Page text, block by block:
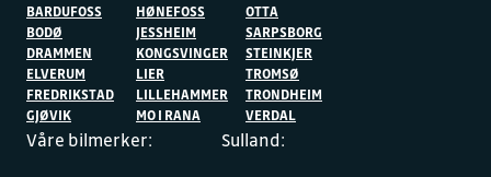
BARDUFOSS
BODØ
DRAMMEN
ELVERUM
FREDRIKSTAD
GJØVIK
HØNEFOSS
JESSHEIM
KONGSVINGER
LIER
LILLEHAMMER
MO I RANA
OTTA
SARPSBORG
STEINKJER
TROMSØ
TRONDHEIM
VERDAL
Våre bilmerker: Sulland: